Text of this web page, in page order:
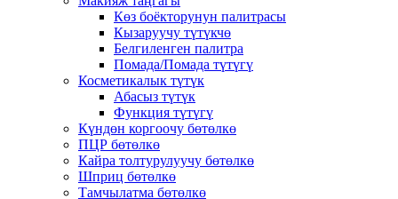
Көз боёкторунун палитрасы
Кызаруучу түтүкчө
Белгиленген палитра
Помада/Помада түтүгү
Косметикалык түтүк
Абасыз түтүк
Функция түтүгү
Күндөн коргоочу бөтөлкө
ПЦР бөтөлкө
Кайра толтурулуучу бөтөлкө
Шприц бөтөлкө
Тамчылатма бөтөлкө